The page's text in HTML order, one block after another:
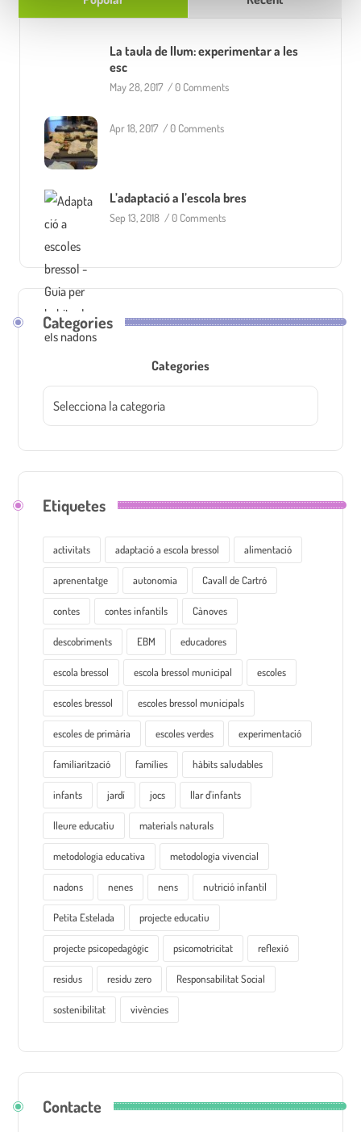
La taula de llum: experimentar a les
esc
May 28, 2017 /0 Comments
Apr 18, 2017 /0 Comments
L’adaptació a l’escola bres
Sep 13, 2018 /0 Comments
Categories
Categories
Etiquetes
activitats adaptació a escola bressol alimentació
aprenentatge autonomia Cavall de Cartró
contes contes infantils Cànoves
descobriments EBM educadores
escola bressol escola bressol municipal escoles
escoles bressol escoles bressol municipals
escoles de primària escoles verdes experimentació
familiarització famílies hàbits saludables
infants jardí jocs llar d'infants
lleure educatiu materials naturals
metodologia educativa metodologia vivencial
nadons nenes nens nutrició infantil
Petita Estelada projecte educatiu
projecte psicopedagògic psicomotricitat reflexió
residus residu zero Responsabilitat Social
sostenibilitat vivències
Contacte